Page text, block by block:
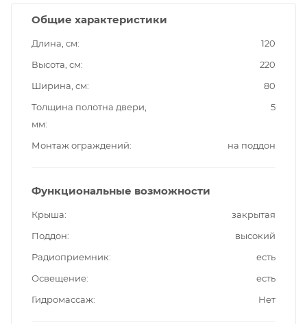
Общие характеристики
Длина, см
120
Высота, см
220
Ширина, см
80
Толщина полотна двери,
мм
5
Монтаж ограждений на поддон
Функциональные возможности
Крыша
закрытая
Поддон
высокий
Радиоприемник
есть
Освещение
есть
Гидромассаж
Нет